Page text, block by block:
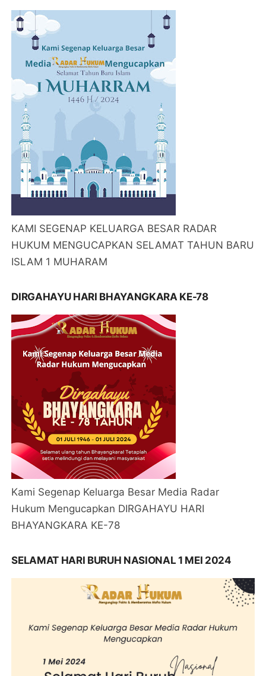
KAMI SEGENAP KELUARGA BESAR RADAR
HUKUM MENGUCAPKAN SELAMAT TAHUN BARU
ISLAM 1 MUHARAM
DIRGAHAYU HARI BHAYANGKARA KE-78
Kami Segenap Keluarga Besar Media Radar
Hukum Mengucapkan DIRGAHAYU HARI
BHAYANGKARA KE-78
SELAMAT HARI BURUH NASIONAL 1 MEI 2024